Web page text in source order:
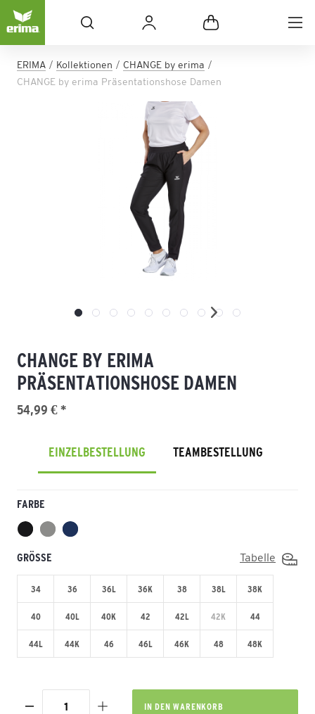
ERIMA Kollektionen
CHANGE by erima
CHANGE by erima Präsentationshose Damen
CHANGE BY ERIMA
PRÄSENTATIONSHOSE DAMEN
54,99 € *
EINZELBESTELLUNG TEAMBESTELLUNG
FARBE
GRÖSSE Tabelle
34 36 36L 36K 38 38L 38K
40 40L 40K 42 42L 42K 44
44L 44K 46 46L 46K 48 48K
IN DEN WARENKORB